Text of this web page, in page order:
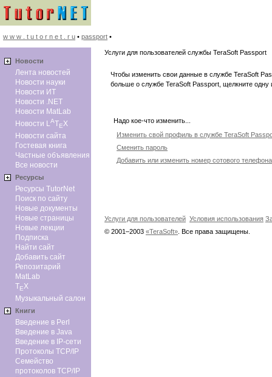
w w w . t u t o r n e t . r u • passport •
Новоcти
Лента новостей
Новости науки
Новости ИТ
Новости .NET
Новости MatLab
Новости LATEX
Новости сайта
Гостевая книга
Частные объявления
Все новости
Ресурсы
Ресурсы TutorNet
Поиск по сайту
Новые документы
Новые страницы
Новые лекции
Подписка
Найти сайт
Добавить сайт
Репозитарий
MatLab
TEX
Музыкальный салон
Книги
Введение в Perl
Введение в Java
Введение в IP-сети
Протоколы TCP/IP
Семейство
протоколов TCP/IP
Услуги для пользователей службы TeraSoft Passport
Чтобы изменить свои данные в службе TeraSoft
больше о службе TeraSoft Passport, щелкните одну
Надо кое-что изменить...
Изменить свой профиль в службе TeraSoft
Сменить пароль
Добавить или изменить номер сотового телефона
Услуги для пользователей Условия использования
© 2001–2003 «TeraSoft» . Все права защищены.